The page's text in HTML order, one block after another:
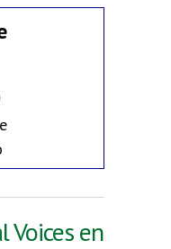
Asocio
Voices en